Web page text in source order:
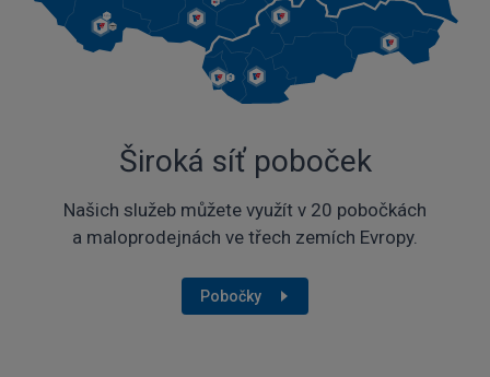
Široká síť poboček
Našich služeb můžete využít v 20 pobočkách
a maloprodejnách ve třech zemích Evropy.
Pobočky